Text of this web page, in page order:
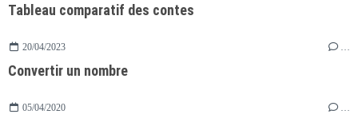
Tableau comparatif des contes
20/04/2023 …
Convertir un nombre
05/04/2020 …